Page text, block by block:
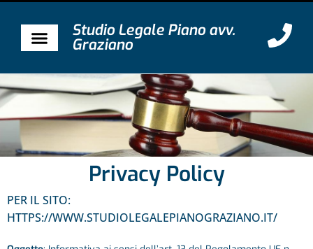
Studio Legale Piano avv.
Graziano
Privacy Policy
PER IL SITO:
HTTPS://WWW.STUDIOLEGALEPIANOGRAZIANO.IT/